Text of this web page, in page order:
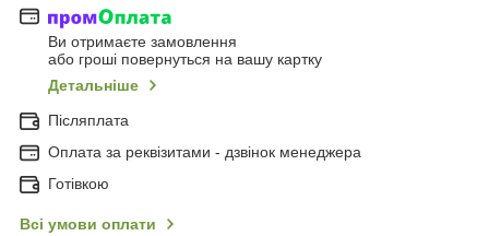
Ви отримаєте замовлення
або гроші повернуться на вашу картку
Детальніше
Післяплата
Оплата за реквізитами - дзвінок менеджера
Готівкою
Всі умови оплати